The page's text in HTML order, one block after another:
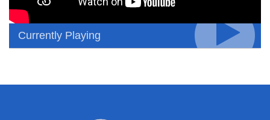
Currently Playing